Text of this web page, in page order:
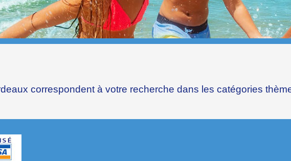
correspondent à votre recherche dans les catégories